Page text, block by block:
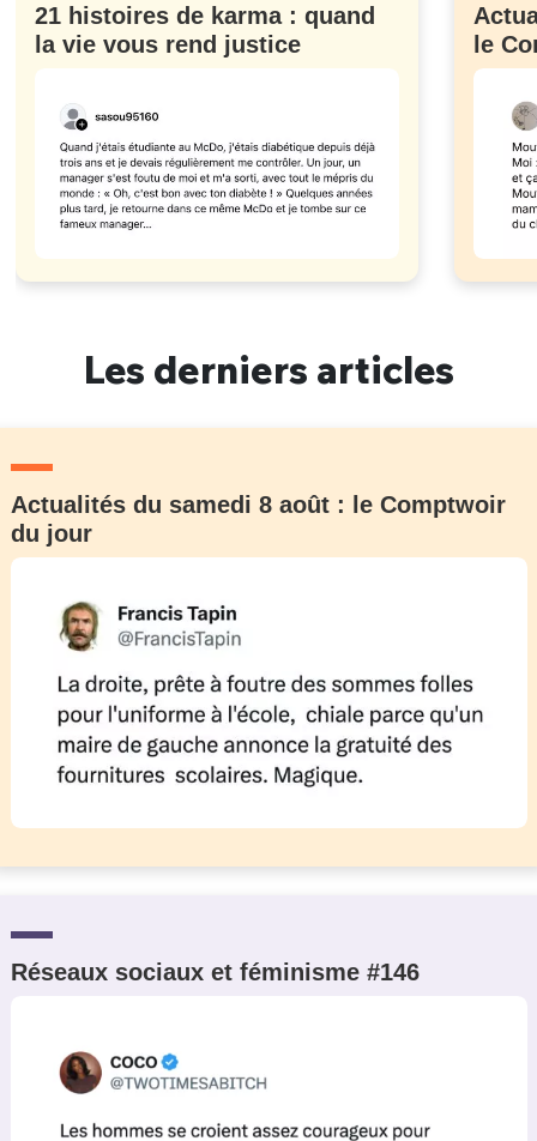
21 histoires de karma : quand
la vie vous rend justice
le
Les derniers articles
Actualités du samedi 8 août : le Comptwoir
du jour
Réseaux sociaux et féminisme #146